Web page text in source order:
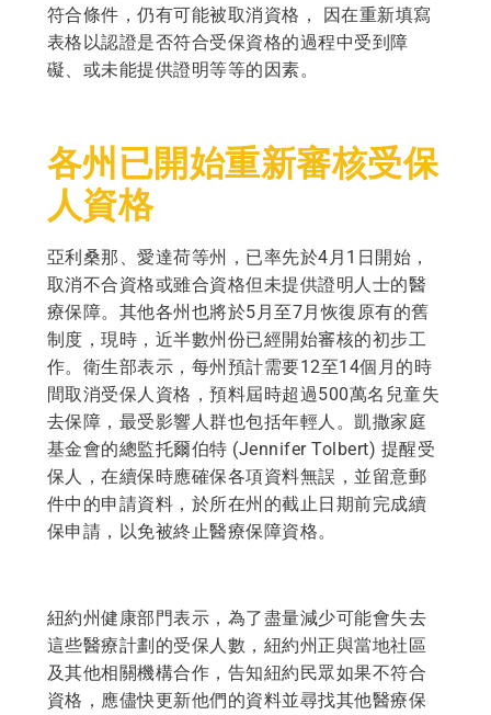
符合條件，仍有可能被取消資格， 因在重新填寫
表格以認證是否符合受保資格的過程中受到障
礙、或未能提供證明等等的因素。
各州已開始重新審核受保
人資格
亞利桑那、愛達荷等州，已率先於4月1日開始，
取消不合資格或雖合資格但未提供證明人士的醫
療保障。其他各州也將於5月至7月恢復原有的舊
制度，現時，近半數州份已經開始審核的初步工
作。衛生部表示，每州預計需要12至14個月的時
間取消受保人資格，預料屆時超過500萬名兒童失
去保障，最受影響人群也包括年輕人。凱撒家庭
基金會的總監托爾伯特 (Jennifer Tolbert) 提醒受
保人，在續保時應確保各項資料無誤，並留意郵
件中的申請資料，於所在州的截止日期前完成續
保申請，以免被終止醫療保障資格。
紐約州健康部門表示，為了盡量減少可能會失去
這些醫療計劃的受保人數，紐約州正與當地社區
及其他相關機構合作，告知紐約民眾如果不符合
資格，應儘快更新他們的資料並尋找其他醫療保